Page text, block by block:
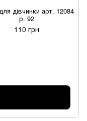
дівчинки арт. 12084
р. 92
110 грн